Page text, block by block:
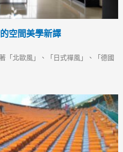
空間美學新譯
「北歐風」、「日式禪風」、「德國